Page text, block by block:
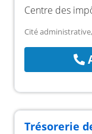
Centre des
Cité
Trésorerie